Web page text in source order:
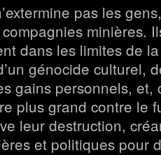
pas les
minières.
dans les limites de
génocide culturel,
gains personnels, et,
plus grand contre le
leur destruction,
et politiques pour